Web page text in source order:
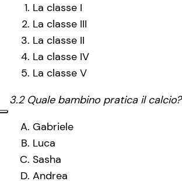
La classe I
La classe III
La classe II
La classe IV
La classe V
3.2 Quale bambino pratica il calcio?
Gabriele
Luca
Sasha
Andrea